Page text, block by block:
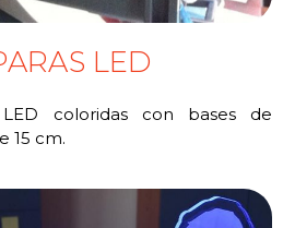
LED
coloridas con bases de
15 cm.